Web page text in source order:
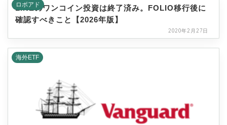
ロボアド
LINEのワンコイン投資は終了済み。FOLIO移行後に
確認すべきこと【2026年版】
2020年2月27日
海外ETF